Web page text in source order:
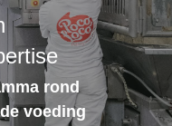
rond
voeding